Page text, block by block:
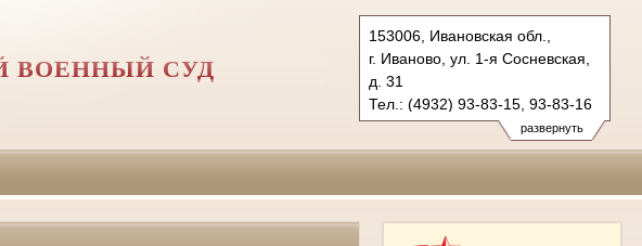
развернуть
153006, Ивановская обл.,
г. Иваново, ул. 1-я Сосневская,
д. 31
Тел.: (4932) 93-83-15, 93-83-16
gvs.iwn@sudrf.ru
ВОЕННЫЙ СУД